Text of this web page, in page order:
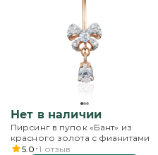
Нет в наличии
Пирсинг в пупок «Бант» из
красного золота с фианитами
5.0 1 отзыв